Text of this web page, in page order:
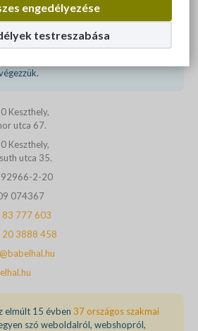
engedélyezése
testreszabása
fejlesztő és online
Keszthely,
utca 67.
Keszthely,
utca 35.
2-20
074367
83 777 603
20 3888 458
elmúlt 15 évben 37 országos szakmai
szó weboldalról, webshopról,